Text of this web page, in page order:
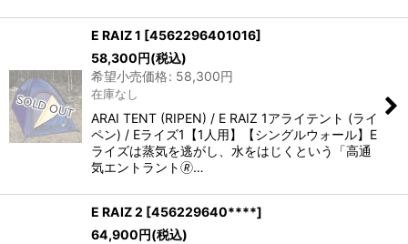
E RAIZ 1 [4562296401016]
58,300円(税込)
希望小売価格: 58,300円
在庫なし
ARAI TENT (RIPEN) / E RAIZ 1アライテント (ライ
ペン) / Eライズ1【1人用】【シングルウォール】E
ライズは蒸気を逃がし、水をはじくという「高通
気エントラント🄬…
E RAIZ 2 [456229640****]
64,900円(税込)